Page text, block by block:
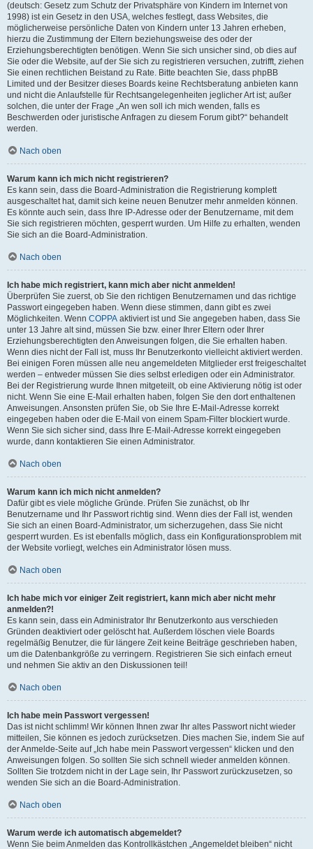
(deutsch: Gesetz zum Schutz der Privatsphäre von Kindern im Internet von
1998) ist ein Gesetz in den USA, welches festlegt, dass Websites, die
möglicherweise persönliche Daten von Kindern unter 13 Jahren erheben,
hierzu die Zustimmung der Eltern beziehungsweise des oder der
Erziehungsberechtigten benötigen. Wenn Sie sich unsicher sind, ob dies auf
Sie oder die Website, auf der Sie sich zu registrieren versuchen, zutrifft, ziehen
Sie einen rechtlichen Beistand zu Rate. Bitte beachten Sie, dass phpBB
Limited und der Besitzer dieses Boards keine Rechtsberatung anbieten kann
und nicht die Anlaufstelle für Rechtsangelegenheiten jeglicher Art ist; außer
solchen, die unter der Frage „An wen soll ich mich wenden, falls es
Beschwerden oder juristische Anfragen zu diesem Forum gibt?“ behandelt
werden.
Nach oben
Warum kann ich mich nicht registrieren?
Es kann sein, dass die Board-Administration die Registrierung komplett
ausgeschaltet hat, damit sich keine neuen Benutzer mehr anmelden können.
Es könnte auch sein, dass Ihre IP-Adresse oder der Benutzername, mit dem
Sie sich registrieren möchten, gesperrt wurden. Um Hilfe zu erhalten, wenden
Sie sich an die Board-Administration.
Nach oben
Ich habe mich registriert, kann mich aber nicht anmelden!
Überprüfen Sie zuerst, ob Sie den richtigen Benutzernamen und das richtige
Passwort eingegeben haben. Wenn diese stimmen, dann gibt es zwei
Möglichkeiten. Wenn COPPA aktiviert ist und Sie angegeben haben, dass Sie
unter 13 Jahre alt sind, müssen Sie bzw. einer Ihrer Eltern oder Ihrer
Erziehungsberechtigten den Anweisungen folgen, die Sie erhalten haben.
Wenn dies nicht der Fall ist, muss Ihr Benutzerkonto vielleicht aktiviert werden.
Bei einigen Foren müssen alle neu angemeldeten Mitglieder erst freigeschaltet
werden – entweder müssen Sie dies selbst erledigen oder ein Administrator.
Bei der Registrierung wurde Ihnen mitgeteilt, ob eine Aktivierung nötig ist oder
nicht. Wenn Sie eine E-Mail erhalten haben, folgen Sie den dort enthaltenen
Anweisungen. Ansonsten prüfen Sie, ob Sie Ihre E-Mail-Adresse korrekt
eingegeben haben oder die E-Mail von einem Spam-Filter blockiert wurde.
Wenn Sie sich sicher sind, dass Ihre E-Mail-Adresse korrekt eingegeben
wurde, dann kontaktieren Sie einen Administrator.
Nach oben
Warum kann ich mich nicht anmelden?
Dafür gibt es viele mögliche Gründe. Prüfen Sie zunächst, ob Ihr
Benutzername und Ihr Passwort richtig sind. Wenn dies der Fall ist, wenden
Sie sich an einen Board-Administrator, um sicherzugehen, dass Sie nicht
gesperrt wurden. Es ist ebenfalls möglich, dass ein Konfigurationsproblem mit
der Website vorliegt, welches ein Administrator lösen muss.
Nach oben
Ich habe mich vor einiger Zeit registriert, kann mich aber nicht mehr
anmelden?!
Es kann sein, dass ein Administrator Ihr Benutzerkonto aus verschieden
Gründen deaktiviert oder gelöscht hat. Außerdem löschen viele Boards
regelmäßig Benutzer, die für längere Zeit keine Beiträge geschrieben haben,
um die Datenbankgröße zu verringern. Registrieren Sie sich einfach erneut
und nehmen Sie aktiv an den Diskussionen teil!
Nach oben
Ich habe mein Passwort vergessen!
Das ist nicht schlimm! Wir können Ihnen zwar Ihr altes Passwort nicht wieder
mitteilen, Sie können es jedoch zurücksetzen. Dies machen Sie, indem Sie auf
der Anmelde-Seite auf „Ich habe mein Passwort vergessen“ klicken und den
Anweisungen folgen. So sollten Sie sich schnell wieder anmelden können.
Sollten Sie trotzdem nicht in der Lage sein, Ihr Passwort zurückzusetzen, so
wenden Sie sich an die Board-Administration.
Nach oben
Warum werde ich automatisch abgemeldet?
Wenn Sie beim Anmelden das Kontrollkästchen „Angemeldet bleiben“ nicht